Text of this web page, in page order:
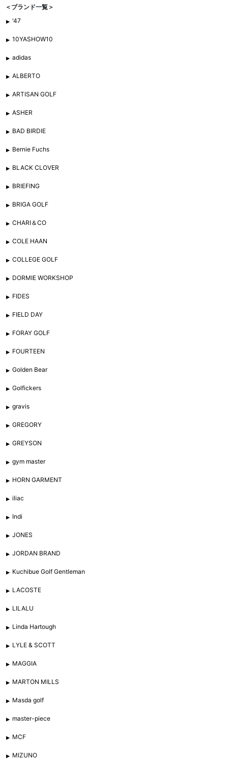
＜ブランド一覧＞
'47
10YASHOW10
adidas
ALBERTO
ARTISAN GOLF
ASHER
BAD BIRDIE
Bernie Fuchs
BLACK CLOVER
BRIEFING
BRIGA GOLF
CHARI＆CO
COLE HAAN
COLLEGE GOLF
DORMIE WORKSHOP
FIDES
FIELD DAY
FORAY GOLF
FOURTEEN
Golden Bear
Golfickers
gravis
GREGORY
GREYSON
gym master
HORN GARMENT
iliac
Indi
JONES
JORDAN BRAND
Kuchibue Golf Gentleman
LACOSTE
LILALU
Linda Hartough
LYLE & SCOTT
MAGGIA
MARTON MILLS
Masda golf
master-piece
MCF
MIZUNO